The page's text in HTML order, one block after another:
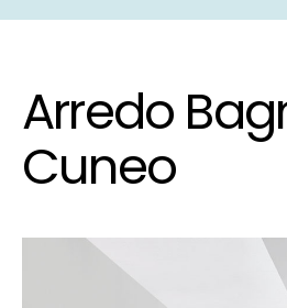
Arredo
Cuneo